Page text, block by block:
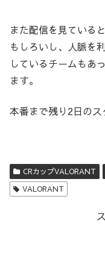
また配信を見ている
もしろいし、人脈を
しているチームもあ
ます。
本番まで残り2日のス
CRカップVALORANT
VALORANT